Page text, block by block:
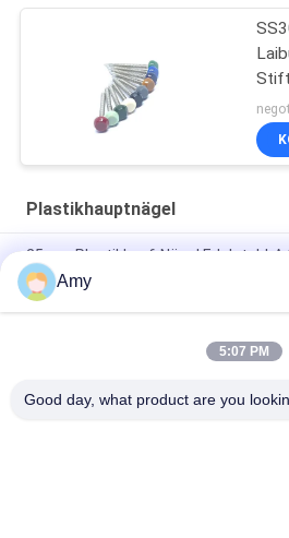
Plastikhauptnägel
25mm Plastikkopf-Nägel Edelstahl-
50mm x 2.65mm ringförmiger Ring
Grad des Nagel-Edelstahl-A4
Plastikhauptnägel Soems 65mm,
Amy
5:07 PM
Good day, what product are you